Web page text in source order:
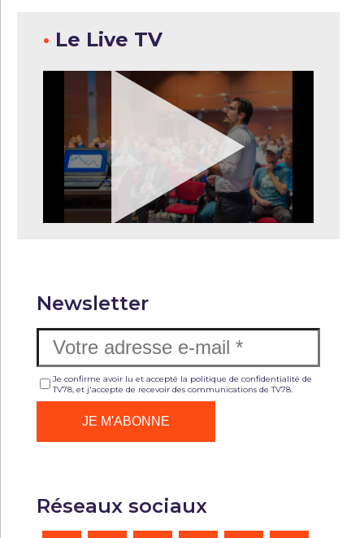
• Le Live TV
Newsletter
Je confirme avoir lu et accepté la politique de confidentialité de
TV78, et j'accepte de recevoir des communications de TV78.
Réseaux sociaux